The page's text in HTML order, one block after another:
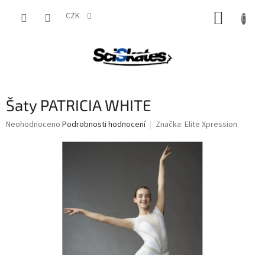
CZK
Šaty PATRICIA WHITE
Průměrné
Neohodnoceno Podrobnosti hodnocení Značka: Elite Xpression